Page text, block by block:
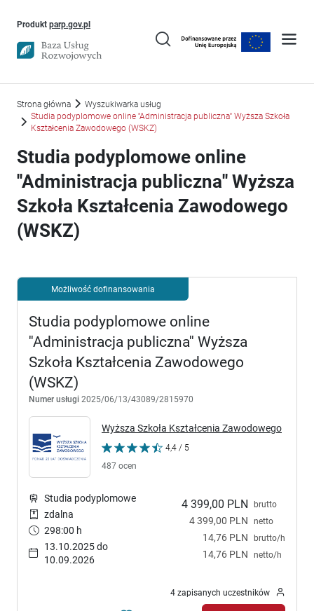
Produkt parp.gov.plUwaga, link otworzy się w nowym oknie
Strona główna
Wyszukiwarka usług
Studia podyplomowe online ''Administracja publiczna'' Wyższa Szkoła
Kształcenia Zawodowego (WSKZ)
Studia podyplomowe online
''Administracja publiczna'' Wyższa
Szkoła Kształcenia Zawodowego
(WSKZ)
Możliwość dofinansowania
Studia podyplomowe online
''Administracja publiczna'' Wyższa
Szkoła Kształcenia Zawodowego
(WSKZ)
Numer usługi 2025/06/13/43089/2815970
Wyższa Szkoła Kształcenia Zawodowego
4,4 / 5
487 ocen
4 399,00 PLN brutto
4 399,00 PLN netto
14,76 PLN brutto/h
14,76 PLN netto/h
Studia podyplomowe
zdalna
298:00 h
13.10.2025 do
10.09.2026
4 zapisanych uczestników